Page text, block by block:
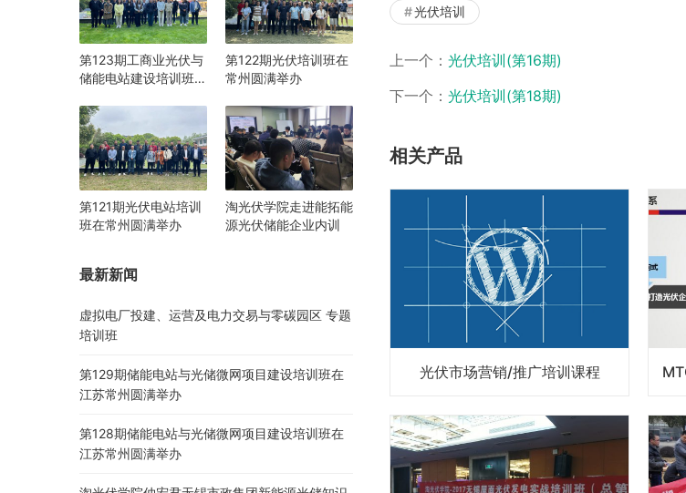
光伏培训
上一个： 光伏培训(第16期)
下一个： 光伏培训(第18期)
相关产品
光伏市场营销/推广培训课程
第123期工商业光伏与
储能电站建设培训班在
第122期光伏培训班在
常州圆满举办
第121期光伏电站培训
班在常州圆满举办
淘光伏学院走进能拓能
源光伏储能企业内训
最新新闻
虚拟电厂投建、运营及电力交易与零碳园区 专题
培训班
第129期储能电站与光储微网项目建设培训班在
江苏常州圆满举办
第128期储能电站与光储微网项目建设培训班在
江苏常州圆满举办